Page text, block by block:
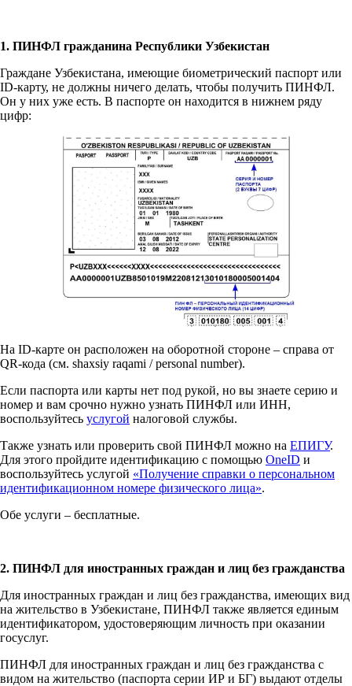
1. ПИНФЛ гражданина Республики Узбекистан
Граждане Узбекистана, имеющие биометрический паспорт или
ID-карту, не должны ничего делать, чтобы получить ПИНФЛ.
Он у них уже есть. В паспорте он находится в нижнем ряду
цифр:
На ID-карте он расположен на оборотной стороне – справа от
QR-кода (см. shaxsiy raqami / personal number).
Если паспорта или карты нет под рукой, но вы знаете серию и
номер и вам срочно нужно узнать ПИНФЛ или ИНН,
воспользуйтесь услугой налоговой службы.
Также узнать или проверить свой ПИНФЛ можно на ЕПИГУ.
Для этого пройдите идентификацию с помощью OneID и
воспользуйтесь услугой «Получение справки о персональном
идентификационном номере физического лица».
Обе услуги – бесплатные.
2. ПИНФЛ для иностранных граждан и лиц без гражданства
Для иностранных граждан и лиц без гражданства, имеющих вид
на жительство в Узбекистане, ПИНФЛ также является единым
идентификатором, удостоверяющим личность при оказании
госуслуг.
ПИНФЛ для иностранных граждан и лиц без гражданства с
видом на жительство (паспорта серии ИР и БГ) выдают отделы